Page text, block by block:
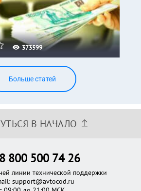
373599
Больше статей
В НАЧАЛО
8 800 500 74 26
линии технической поддержки
support@avtocod.ru